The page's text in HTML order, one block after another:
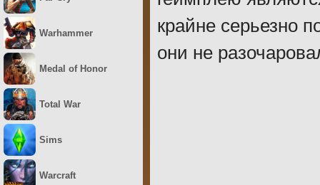
крайне серьезно
они не
Warhammer
Medal of Honor
Total War
Sims
Warcraft